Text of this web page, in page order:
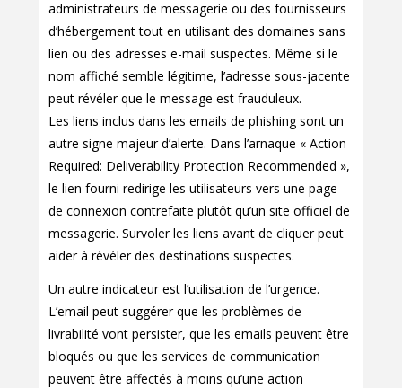
administrateurs de messagerie ou des fournisseurs
d’hébergement tout en utilisant des domaines sans
lien ou des adresses e-mail suspectes. Même si le
nom affiché semble légitime, l’adresse sous-jacente
peut révéler que le message est frauduleux.
Les liens inclus dans les emails de phishing sont un
autre signe majeur d’alerte. Dans l’arnaque « Action
Required: Deliverability Protection Recommended »,
le lien fourni redirige les utilisateurs vers une page
de connexion contrefaite plutôt qu’un site officiel de
messagerie. Survoler les liens avant de cliquer peut
aider à révéler des destinations suspectes.
Un autre indicateur est l’utilisation de l’urgence.
L’email peut suggérer que les problèmes de
livrabilité vont persister, que les emails peuvent être
bloqués ou que les services de communication
peuvent être affectés à moins qu’une action